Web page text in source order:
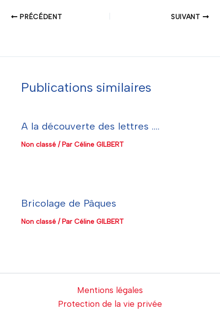
PRÉCÉDENT SUIVANT
Publications similaires
A la découverte des lettres ….
Non classé/ ParCéline GILBERT
Bricolage de Pâques
Non classé/ ParCéline GILBERT
Mentions légales
Protection de la vie privée